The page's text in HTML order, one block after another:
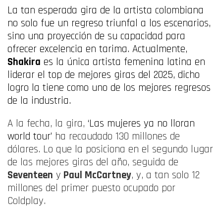
La tan esperada gira de la artista colombiana
no solo fue un regreso triunfal a los escenarios,
sino una proyección de su capacidad para
ofrecer excelencia en tarima. Actualmente,
Shakira es la única artista femenina latina en
liderar el top de mejores giras del 2025, dicho
logro la tiene como uno de los mejores regresos
de la industria.
A la fecha, la gira, ‘Las mujeres ya no lloran
world tour’ ha recaudado 130 millones de
dólares. Lo que la posiciona en el segundo lugar
de las mejores giras del año, seguida de
Seventeen y Paul McCartney, y, a tan solo 12
millones del primer puesto ocupado por
Coldplay.